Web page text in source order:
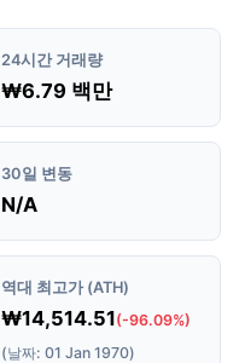
24시간 거래량
₩6.79 백만
30일 변동
N/A
역대 최고가 (ATH)
₩14,514.51(-96.09%)
(날짜: 01 Jan 1970)